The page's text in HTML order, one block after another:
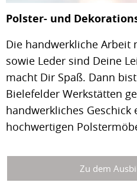
Polster- und
Die handwerkliche Arbeit
sowie Leder sind Deine
macht Dir Spaß. Dann
Bielefelder Werkstätten
handwerkliches
hochwertigen
Zu dem